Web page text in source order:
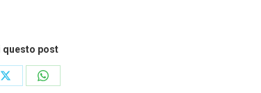
questo post
CondividiCondividi